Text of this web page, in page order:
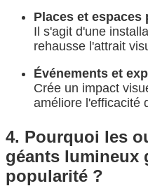
Places et espaces
Il s'agit d'une
rehausse l'attrait
Événements et
Crée un impact
améliore l'efficacité
4. Pourquoi les
géants lumineux
popularité ?